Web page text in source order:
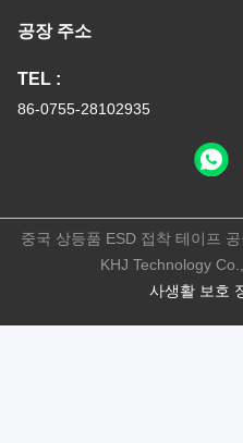
공장 주소
TEL :
86-0755-28102935
사생활 보호
중국 상등품 ESD 접착 테이프
KHJ Technology